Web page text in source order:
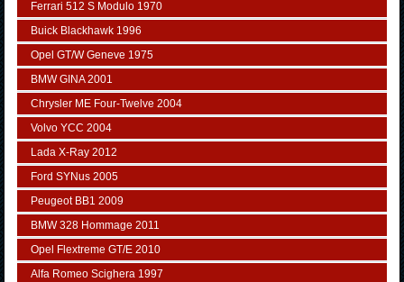
Ferrari 512 S Modulo 1970
Buick Blackhawk 1996
Opel GT/W Geneve 1975
BMW GINA 2001
Chrysler ME Four-Twelve 2004
Volvo YCC 2004
Lada X-Ray 2012
Ford SYNus 2005
Peugeot BB1 2009
BMW 328 Hommage 2011
Opel Flextreme GT/E 2010
Alfa Romeo Scighera 1997